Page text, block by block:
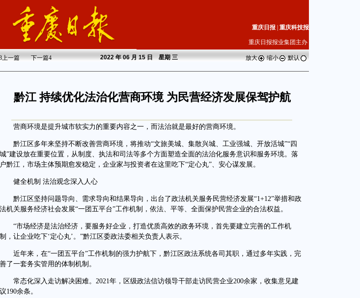
重庆日报 重庆科技报
重庆日报报业集团主办
上一篇 下一篇4 2022年 06 月 15 日 星期三 放大 缩小 默认
黔江 持续优化法治化营商环境 为民营经济发展保驾护航
营商环境是提升城市软实力的重要内容之一，而法治就是最好的营商环境。
黔江区多年来坚持不断改善营商环境，将推动“文旅美城、集散兴城、工业强城、开放活城”“四
城”建设放在重要位置，从制度、执法和司法等多个方面塑造全面的法治化服务意识和服务环境。落
户黔江，市场主体预期愈发稳定，企业家与投资者在这里吃下“定心丸”、安心谋发展。
健全机制 法治观念深入人心
黔江区坚持问题导向、需求导向和结果导向，出台了政法机关服务民营经济发展“1+12”举措和政
法机关服务经济社会发展“一团五平台”工作机制，依法、平等、全面保护民营企业的合法权益。
“市场经济是法治经济，要服务好企业，打造优质高效的政务环境，首先要建立完善的工作机
制，让企业吃下‘定心丸’。”黔江区委政法委相关负责人表示。
近年来，在“一团五平台”工作机制的强力护航下，黔江区政法系统各司其职，通过多年实践，完
善了一套务实管用的体制机制。
常态化深入走访解决困难。2021年，区级政法信访领导干部走访民营企业200余家，收集意见建
议190余条。